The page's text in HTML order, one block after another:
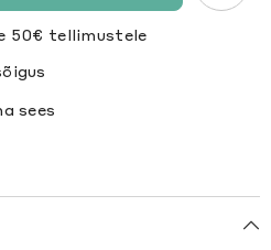
50€ tellimustele
sees